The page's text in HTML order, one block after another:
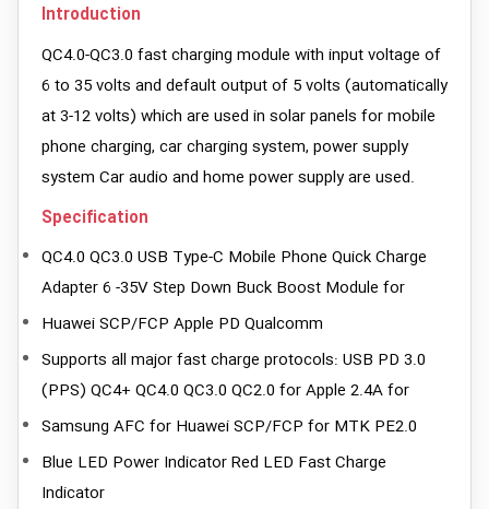
Introduction
QC4.0-QC3.0 fast charging module with input voltage of
6 to 35 volts and default output of 5 volts (automatically
at 3-12 volts) which are used in solar panels for mobile
phone charging, car charging system, power supply
system Car audio and home power supply are used.
Specification
QC4.0 QC3.0 USB Type-C Mobile Phone Quick Charge
Adapter 6 -35V Step Down Buck Boost Module for
Huawei SCP/FCP Apple PD Qualcomm
Supports all major fast charge protocols: USB PD 3.0
(PPS) QC4+ QC4.0 QC3.0 QC2.0 for Apple 2.4A for
Samsung AFC for Huawei SCP/FCP for MTK PE2.0
Blue LED Power Indicator Red LED Fast Charge
Indicator